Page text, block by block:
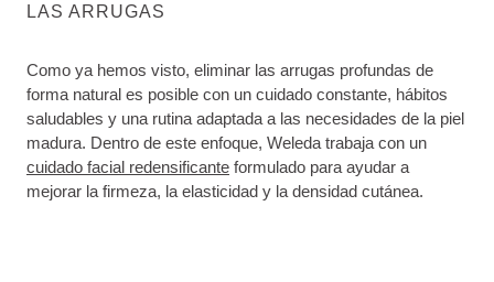
LAS ARRUGAS
Como ya hemos visto, eliminar las arrugas profundas de
forma natural es posible con un cuidado constante, hábitos
saludables y una rutina adaptada a las necesidades de la piel
madura. Dentro de este enfoque, Weleda trabaja con un
cuidado facial redensificante formulado para ayudar a
mejorar la firmeza, la elasticidad y la densidad cutánea.